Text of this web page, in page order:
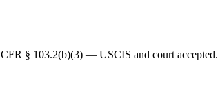
§ 103.2(b)(3) — USCIS and court accepted.